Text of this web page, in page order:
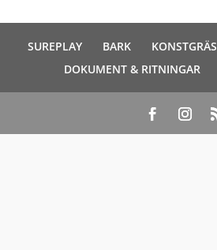
SUREPLAY BARK KONSTGRÄS
DOKUMENT & RITNINGAR